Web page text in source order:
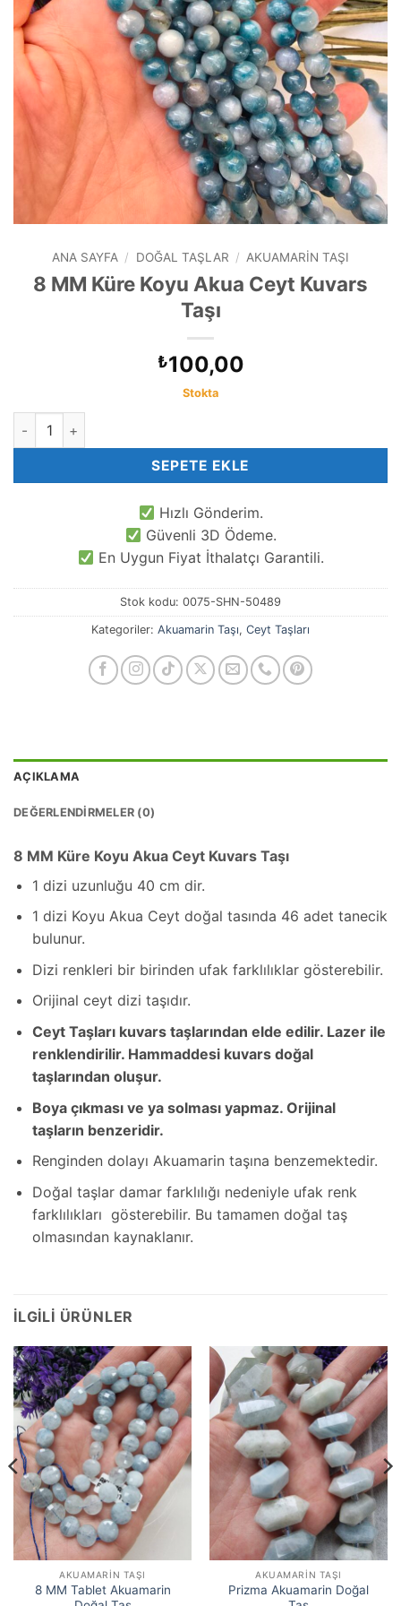
ANA SAYFA / DOĞAL TAŞLAR / AKUAMARIN TAŞI
8 MM Küre Koyu Akua Ceyt Kuvars
Taşı
₺100,00
Stokta
8 MM Küre Koyu Akua Ceyt Kuvars Taşı adet
SEPETE EKLE
Hızlı Gönderim.
Güvenli 3D Ödeme.
En Uygun Fiyat İthalatçı Garantili.
Stok kodu: 0075-SHN-50489
Kategoriler: Akuamarin Taşı, Ceyt Taşları
AÇIKLAMA
DEĞERLENDIRMELER (0)
8 MM Küre Koyu Akua Ceyt Kuvars Taşı
1 dizi uzunluğu 40 cm dir.
1 dizi Koyu Akua Ceyt doğal tasında 46 adet tanecik
bulunur.
Dizi renkleri bir birinden ufak farklılıklar gösterebilir.
Orijinal ceyt dizi taşıdır.
Ceyt Taşları kuvars taşlarından elde edilir. Lazer ile
renklendirilir. Hammaddesi kuvars doğal
taşlarından oluşur.
Boya çıkması ve ya solması yapmaz. Orijinal
taşların benzeridir.
Renginden dolayı Akuamarin taşına benzemektedir.
Doğal taşlar damar farklılığı nedeniyle ufak renk
farklılıkları gösterebilir. Bu tamamen doğal taş
olmasından kaynaklanır.
İLGILI ÜRÜNLER
AKUAMARIN TAŞI
8 MM Tablet Akuamarin
AKUAMARIN TAŞI
Prizma Akuamarin Doğal